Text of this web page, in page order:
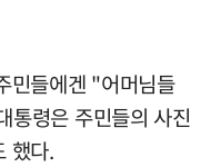
민들에겐 "어머님들
통령은 주민들의 사진
했다.